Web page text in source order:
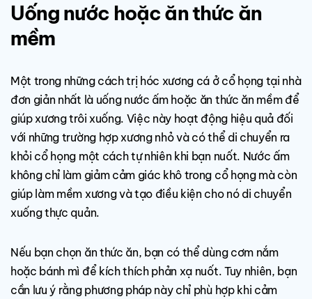
Uống nước hoặc ăn thức ăn
mềm
Một trong những cách trị hóc xương cá ở cổ họng tại nhà
đơn giản nhất là uống nước ấm hoặc ăn thức ăn mềm để
giúp xương trôi xuống. Việc này hoạt động hiệu quả đối
với những trường hợp xương nhỏ và có thể di chuyển ra
khỏi cổ họng một cách tự nhiên khi bạn nuốt. Nước ấm
không chỉ làm giảm cảm giác khô trong cổ họng mà còn
giúp làm mềm xương và tạo điều kiện cho nó di chuyển
xuống thực quản.
Nếu bạn chọn ăn thức ăn, bạn có thể dùng cơm nắm
hoặc bánh mì để kích thích phản xạ nuốt. Tuy nhiên, bạn
cần lưu ý rằng phương pháp này chỉ phù hợp khi cảm